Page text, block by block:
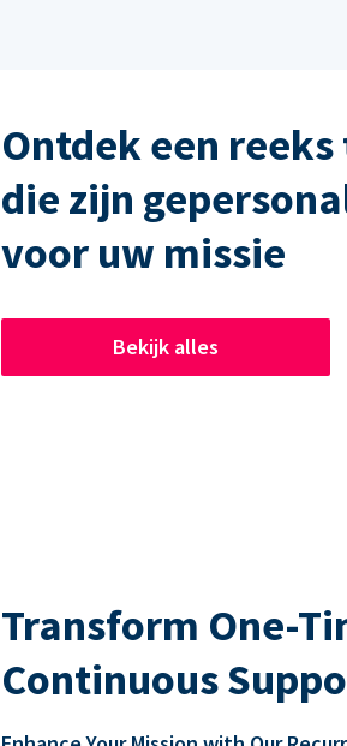
Ontdek een
die zijn
voor uw missie
Bekijk alles
Transform One-
Continuous